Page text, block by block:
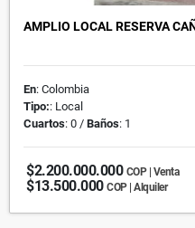
AMPLIO LOCAL RESERVA
En: Colombia
Tipo:: Local
Cuartos: 0 / Baños: 1
$2.200.000.000 COP | Venta
$13.500.000 COP | Alquiler